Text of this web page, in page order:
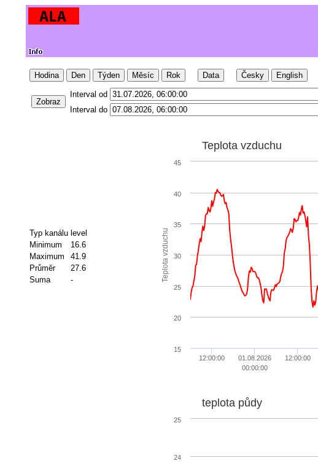
Hodina Den Týden Měsíc Rok Data Česky English
Zobraz
Interval od
Interval do
Typ kanálu level
Minimum
16.6
Maximum
41.9
Průměr
27.6
Suma
- Teplota vzduchu
Teplota vzduchu
12:00:00
01.08.2026
00:00:00
12:00:00
15
20
25
30
35
40
45
teplota půdy
24
25